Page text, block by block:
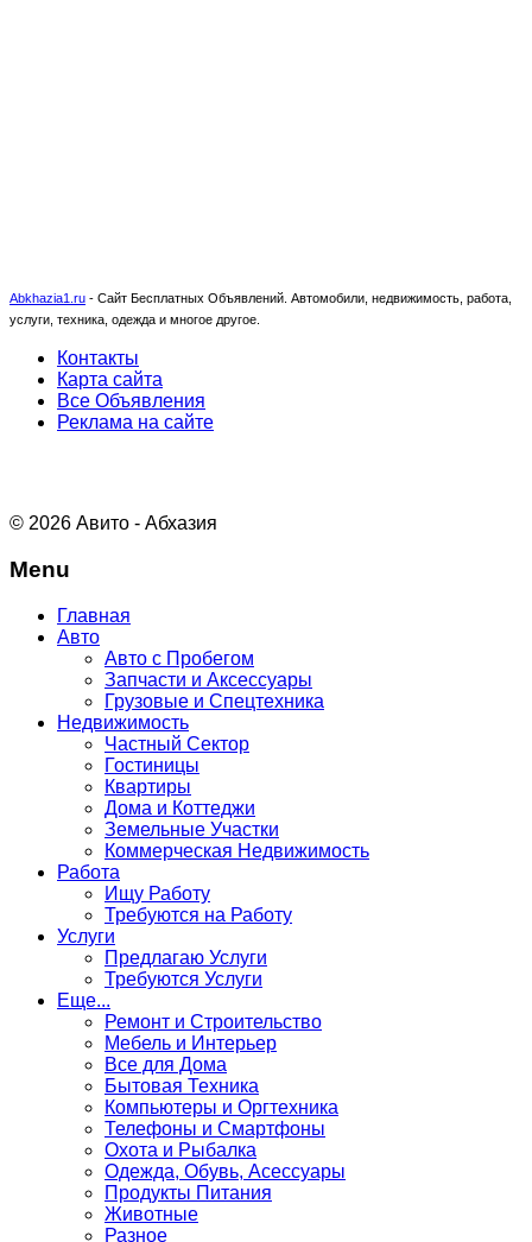
Abkhazia1.ru - Сайт Бесплатных Объявлений. Автомобили, недвижимость, работа,
услуги, техника, одежда и многое другое.
Контакты
Карта сайта
Все Объявления
Реклама на сайте
© 2026 Авито - Абхазия
Menu
Главная
Авто
Авто с Пробегом
Запчасти и Аксессуары
Грузовые и Спецтехника
Недвижимость
Частный Сектор
Гостиницы
Квартиры
Дома и Коттеджи
Земельные Участки
Коммерческая Недвижимость
Работа
Ищу Работу
Требуются на Работу
Услуги
Предлагаю Услуги
Требуются Услуги
Еще...
Ремонт и Строительство
Мебель и Интерьер
Все для Дома
Бытовая Техника
Компьютеры и Оргтехника
Телефоны и Смартфоны
Охота и Рыбалка
Одежда, Обувь, Асессуары
Продукты Питания
Животные
Разное